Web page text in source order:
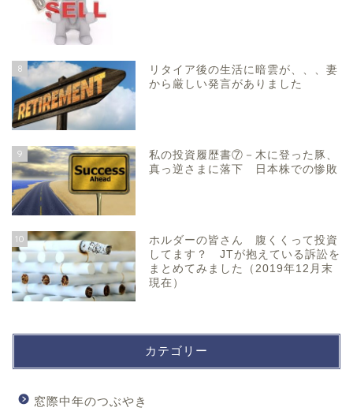
8
リタイア後の生活に暗雲が、、、妻
から厳しい発言がありました
9
私の投資履歴書⑦－木に登った豚、
真っ逆さまに落下 日本株での惨敗
10
ホルダーの皆さん 腹くくって投資
してます？ JTが抱えている訴訟を
まとめてみました（2019年12月末
現在）
カテゴリー
窓際中年のつぶやき